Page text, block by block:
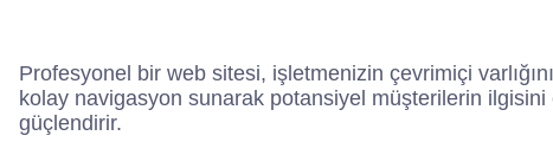
Profesyonel bir web sitesi, işletmenizin çevrimiçi
kolay navigasyon sunarak potansiyel müşterilerin ilgisini
güçlendirir.